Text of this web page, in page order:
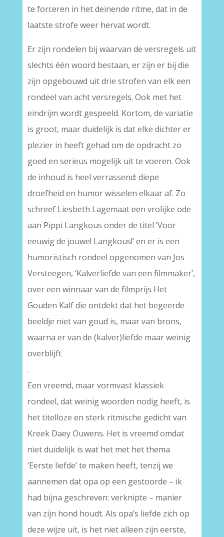
te forceren in het deinende ritme, dat in de
laatste strofe weer hervat wordt.
Er zijn rondelen bij waarvan de versregels uit
slechts één woord bestaan, er zijn er bij die
zijn opgebouwd uit drie strofen van elk een
rondeel van acht versregels. Ook met het
eindrijm wordt gespeeld. Kortom, de variatie
is groot, maar duidelijk is dat elke dichter er
plezier in heeft gehad om de opdracht zo
goed en serieus mogelijk uit te voeren. Ook
de inhoud is heel verrassend: diepe
droefheid en humor wisselen elkaar af. Zo
schreef Liesbeth Lagemaat een vrolijke ode
aan Pippi Langkous onder de titel ‘Voor
eeuwig de jouwe! Langkous!’ en er is een
humoristisch rondeel opgenomen van Jos
Versteegen, ‘Kalverliefde van een filmmaker’,
over een winnaar van de filmprijs Het
Gouden Kalf die ontdekt dat het begeerde
beeldje niet van goud is, maar van brons,
waarna er van de (kalver)liefde maar weinig
overblijft
.
Een vreemd, maar vormvast klassiek
rondeel, dat weinig woorden nodig heeft, is
het titelloze en sterk ritmische gedicht van
Kreek Daey Ouwens. Het is vreemd omdat
niet duidelijk is wat het met het thema
‘Eerste liefde’ te maken heeft, tenzij we
aannemen dat opa op een gestoorde – ik
had bijna geschreven: verknipte – manier
van zijn hond houdt. Als opa’s liefde zich op
deze wijze uit, is het niet alleen zijn eerste,